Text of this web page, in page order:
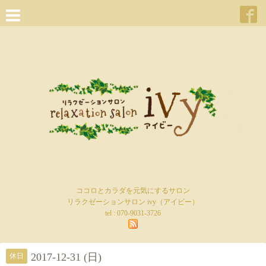
ココロとカラダを元気にするサロン
リラクゼーションサロン ivy（アイビー）
tel : 070-9031-3726
休日 2017-12-31 (日)